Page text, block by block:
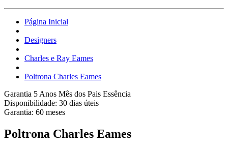
Página Inicial
Designers
Charles e Ray Eames
Poltrona Charles Eames
Garantia 5 Anos Mês dos Pais Essência
Disponibilidade: 30 dias úteis
Garantia: 60 meses
Poltrona Charles Eames